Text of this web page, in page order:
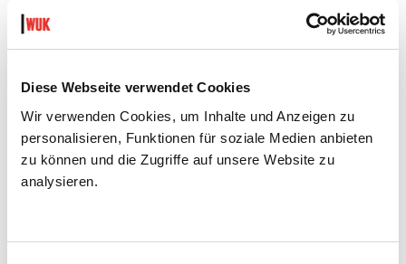
Diese Webseite verwendet Cookies
Wir verwenden Cookies, um Inhalte und Anzeigen zu
personalisieren, Funktionen für soziale Medien anbieten
zu können und die Zugriffe auf unsere Website zu
analysieren.
PLATZKONZERTE 2026
Di 11.8.2026
20.30
Hof